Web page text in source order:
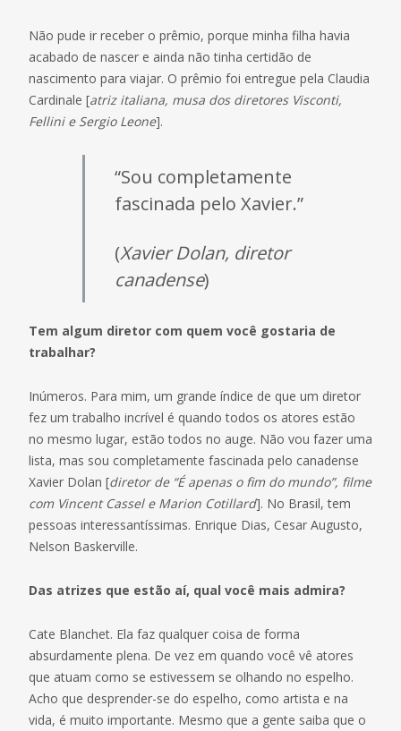
Não pude ir receber o prêmio, porque minha filha havia
acabado de nascer e ainda não tinha certidão de
nascimento para viajar. O prêmio foi entregue pela Claudia
Cardinale [atriz italiana, musa dos diretores Visconti,
Fellini e Sergio Leone].
“Sou completamente
fascinada pelo Xavier.”
(Xavier Dolan, diretor
canadense)
Tem algum diretor com quem você gostaria de
trabalhar?
Inúmeros. Para mim, um grande índice de que um diretor
fez um trabalho incrível é quando todos os atores estão
no mesmo lugar, estão todos no auge. Não vou fazer uma
lista, mas sou completamente fascinada pelo canadense
Xavier Dolan [diretor de “É apenas o fim do mundo”, filme
com Vincent Cassel e Marion Cotillard]. No Brasil, tem
pessoas interessantíssimas. Enrique Dias, Cesar Augusto,
Nelson Baskerville.
Das atrizes que estão aí, qual você mais admira?
Cate Blanchet. Ela faz qualquer coisa de forma
absurdamente plena. De vez em quando você vê atores
que atuam como se estivessem se olhando no espelho.
Acho que desprender-se do espelho, como artista e na
vida, é muito importante. Mesmo que a gente saiba que o